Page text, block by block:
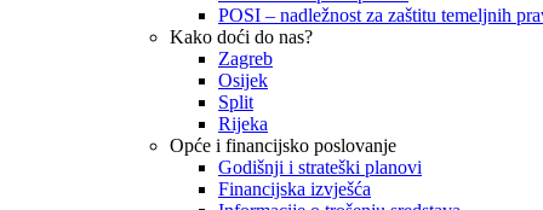
POSI – nadležnost za zaštitu temeljnih
Kako doći do nas?
Zagreb
Osijek
Split
Rijeka
Opće i financijsko poslovanje
Godišnji i strateški planovi
Financijska izvješća